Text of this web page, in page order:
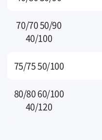
70/70 50/90
40/100
75/75 50/100
80/80 60/100
40/120